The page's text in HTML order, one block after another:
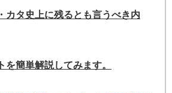
カタ史上に残るとも言うべき内
を簡単解説してみます。